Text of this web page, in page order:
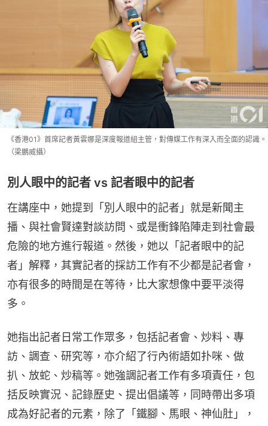
《香港01》首席記者黃雲娜是深度報道組主管，對傳媒工作有深入而全面的認識。
（梁鵬威攝）
別人眼中的記者 vs 記者眼中的記者
在講座中，她提到「別人眼中的記者」就是新聞主
播、與社會賢達對談訪問、或是衝鋒陷陣走到社會最
危險的地方進行報道。然後，她以「記者眼中的記
者」解釋，其實記者的採訪工作有不少都是記者會，
亦有很多的時間是在等待，比大家想像中要平淡得
多。
她指出記者日常工作眾多，包括記者會、炒料、專
訪、調查、研究等，亦介紹了行內術語如扑咪、做
扒、放蛇、炒稿等。她強調記者工作有多項責任，包
括反映實況、記錄歷史、提出倡議等，同時帶出多項
成為好記者的元素，除了「鐵腳、馬眼、神仙肚」，